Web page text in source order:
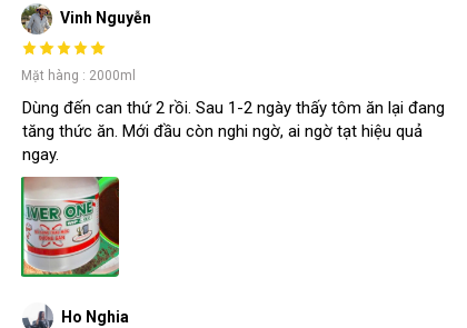
Vinh Nguyễn
Dùng đến can thứ 2 rồi. Sau 1-2 ngày thấy tôm ăn lại đang
tăng thức ăn. Mới đầu còn nghi ngờ, ai ngờ tạt hiệu quả
ngay.
Mặt hàng : 2000ml
Ho Nghia